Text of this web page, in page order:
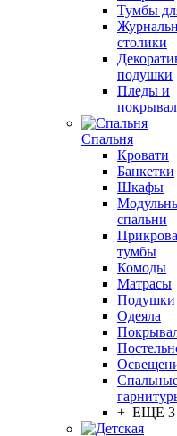
Тумбы
столики
подушки
Пледы и
Спальня
Кровати
Банкетки
Шкафы
спальни
тумбы
Комоды
Матрасы
Подушки
Одеяла
+ ЕЩЕ 3